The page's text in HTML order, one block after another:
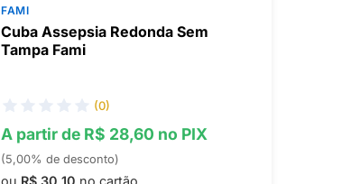
FAMI
Cuba Assepsia Redonda Sem
Tampa Fami
(0)
A partir de R$ 28,60 no PIX
(5,00% de desconto)
ou R$ 30,10 no cartão